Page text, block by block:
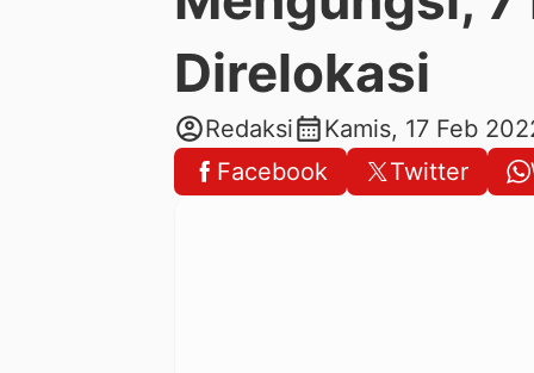
Direlokasi
account_circleRedaksicalendar_monthKamis, 17 Feb
Facebook
Twitter